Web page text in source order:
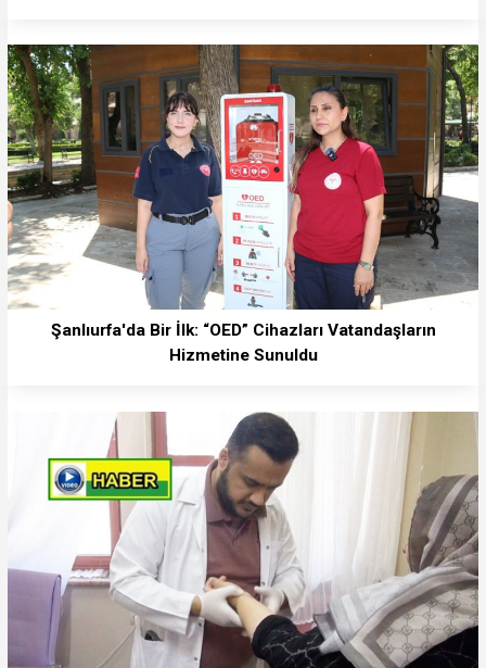
Şanlıurfa'da Bir İlk: “OED” Cihazları Vatandaşların
Hizmetine Sunuldu